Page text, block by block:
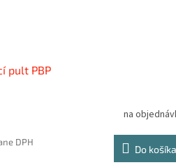
pult PBP
na
DPH
Do košíka